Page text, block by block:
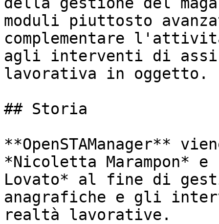
moduli piuttosto
complementare
agli interventi di
lavorativa in oggetto.
## Storia
**OpenSTAManager**
*Nicoletta Marampon*
Lovato* al fine di
anagrafiche e gli
realtà lavorative.